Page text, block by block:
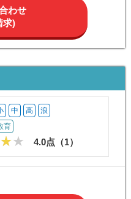
わせ
求)
中 高 浪
育
4.0点（1）